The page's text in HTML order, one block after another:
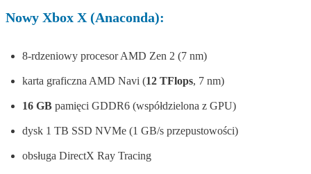
Nowy Xbox X (Anaconda):
8-rdzeniowy procesor AMD Zen 2 (7 nm)
karta graficzna AMD Navi (12 TFlops, 7 nm)
16 GB pamięci GDDR6 (współdzielona z GPU)
dysk 1 TB SSD NVMe (1 GB/s przepustowości)
obsługa DirectX Ray Tracing